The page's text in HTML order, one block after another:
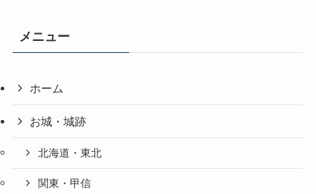
メニュー
ホーム
お城・城跡
北海道・東北
関東・甲信